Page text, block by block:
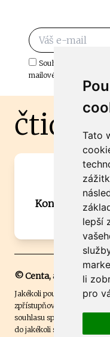
Tato
lepší
li
pro
Souhlasím s
mailové schránky.
Máte
Kontaktujte
© Centa, a.s.
Jakékoli použití obsahu
zpřístupňování textových či
souhlasu společnosti
do jakékoli soutěže na